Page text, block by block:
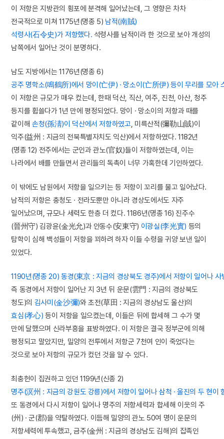
이 저항은 지방관의 횡포에 분격해 일어났는데, 그 영향은 차차
전국적으로 미쳐 1175년(명종 5) 남적(南賊)
석령사(石令史)가 저항했다. 석령사를 남적이라 한 것으로 보아 개성의
남쪽에서 일어난 것이 분명하다.
남도 지방에서는 1176년(명종 6)
공주 명학소(鳴鶴所)에서 망이(亡伊) · 망소이(亡所伊) 등이 무리를 모아
이 저항은 규모가 매우 컸는데, 한때 덕산, 직산, 여주, 진천, 아산, 청주
등지를 휩쓸다가 1년 만에 평정되었다. 망이 · 망소이의 저항과 때를
같이해손청(孫淸)이 덕산에서 저항하였고 , 미륵산적(彌勒山賊)이
익주(益州 : 지금의 전북특별자치도 익산)에서 저항하였다. 1182년
(명종 12) 전주에서는 군인과 관노(官奴)들이 저항하였는데, 이는
나라에서 배를 만들면서 관리들의 독촉이 너무 가혹한데 기인하였다.
이 밖에도 남원에서 저항을 일으키는 등 저항이 꼬리를 물고 일어났다.
남적의 저항은 충청도 · 전라도뿐만 아니라 경상도에서도 자주
일어났으며, 규모나 세력도 한층 더 컸다. 1186년(명종 16) 진주수
(晉州守) 김광윤(金光允)과 안동수(安東守) 이광실(李光實) 등의
탐학이 심해 백성들이 저항을 꾀하려 하자 이들 수령을 귀양 보낸 일이
있었다.
1190년(명종 20) 동경(東京 : 지금의 경상북도 경주)에서 저항이 일어나 사
즉 동경에서 저항이 일어난 지 3년 뒤 운문(雲門 : 지금의 경상북도
청도)의 김사미(金沙彌)와 초전(草田 : 지금의 경상남도 울산)의
효심(孝心) 등이 저항을 일으켰는데, 이들은 뒤에 합세해 그 수가 몇
만에 달했으며 신라부흥을 표방하였다. 이 저항은 결국 정부군에 의해
평정되고 말았지만, 밀양의 전투에서 저항군 7천여 인이 죽었다는
것으로 보아 저항의 규모가 컸던 것을 알 수 있다.
최충헌이 집권하고 있던 1199년(신종 2)
명주(溟州 : 지금의 강원도 강릉)에서 저항이 일어나 삼척 · 울진의 두 현이
또 동경에서 다시 저항이 일어나 명주의 저항세력과 합세해 이웃의 주
(州) · 군(郡)을 약탈하였다. 이듬해 밀양의 관노 50여 명이 운문의
저항세력에 투속했고, 금주(金州 : 지금의 경상남도 김해)의 잡족인